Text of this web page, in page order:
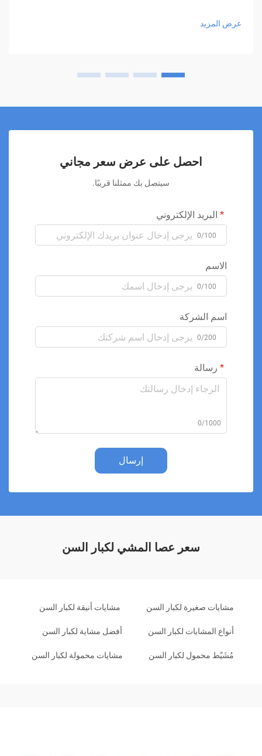
عرض المزيد
احصل على عرض سعر مجاني
سيتصل بك ممثلنا قريبًا.
البريد الإلكتروني
0/100
الاسم
0/100
اسم الشركة
0/200
رسالة
0/1000
إرسال
سعر عصا المشي لكبار السن
مشايات صغيرة لكبار السن مشايات أنيقة لكبار السن
أنواع المشايات لكبار السن أفضل مشاية لكبار السن
مُشَيّط محمول لكبار السن مشايات محمولة لكبار السن